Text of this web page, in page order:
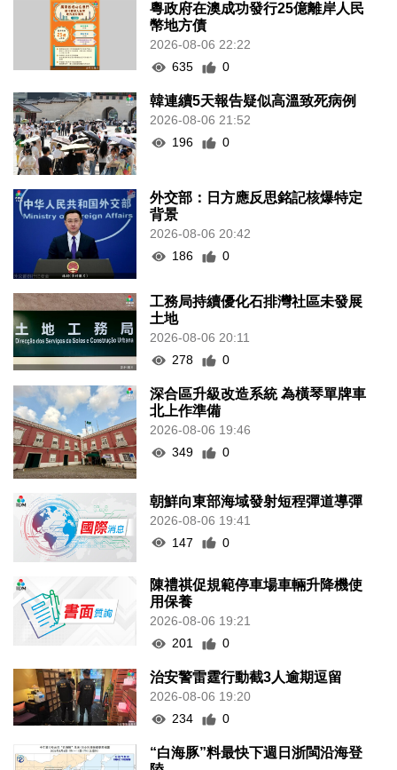
粵政府在澳成功發行25億離岸人民
幣地方債
2026-08-06 22:22
635
0
韓連續5天報告疑似高溫致死病例
2026-08-06 21:52
196
0
外交部：日方應反思銘記核爆特定
背景
2026-08-06 20:42
186
0
工務局持續優化石排灣社區未發展
土地
2026-08-06 20:11
278
0
深合區升級改造系統 為橫琴單牌車
北上作準備
2026-08-06 19:46
349
0
朝鮮向東部海域發射短程彈道導彈
2026-08-06 19:41
147
0
陳禮祺促規範停車場車輛升降機使
用保養
2026-08-06 19:21
201
0
治安警雷霆行動截3人逾期逗留
2026-08-06 19:20
234
0
“白海豚”料最快下週日浙閩沿海登